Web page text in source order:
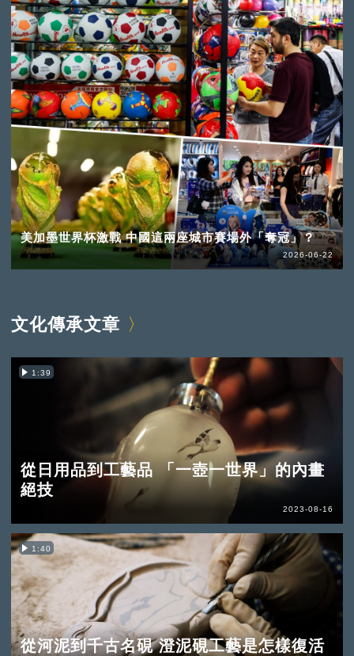
美加墨世界杯激戰 中國這兩座城市賽場外「奪冠」？
2026-06-22
文化傳承文章
1:39
從日用品到工藝品 「一壺一世界」的內畫
絕技
2023-08-16
1:40
從河泥到千古名硯 澄泥硯工藝是怎樣復活